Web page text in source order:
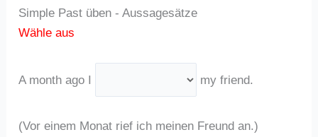
Simple Past üben - Aussagesätze
Wähle aus
A month ago I my friend.
(Vor einem Monat rief ich meinen Freund an.)